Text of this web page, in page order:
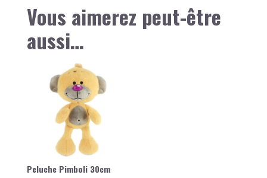
Vous aimerez peut-être
aussi…
Peluche Pimboli 30cm